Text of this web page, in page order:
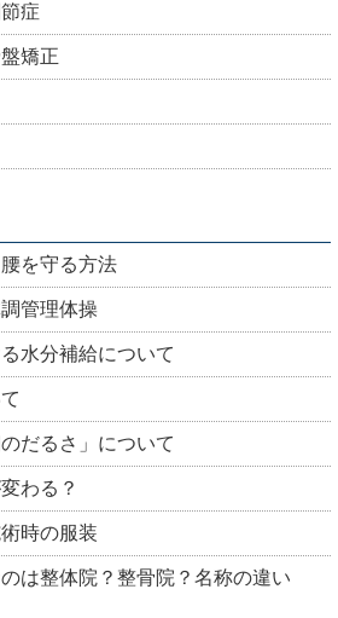
症
矯正
を守る方法
管理体操
水分補給について
だるさ」について
わる？
時の服装
は整体院？整骨院？名称の違い